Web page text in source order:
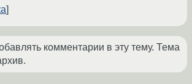
комментарии в эту тему. Тема